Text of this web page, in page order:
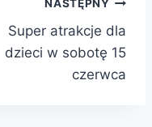
NASTĘPNY
Super atrakcje dla
dzieci w sobotę 15
czerwca